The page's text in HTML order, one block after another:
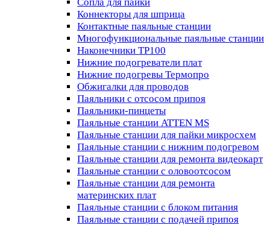
Коннекторы для шприца
Контактные паяльные станции
Многофункциональные паяльные станции
Наконечники TP100
Нижние подогреватели плат
Нижние подогревы Термопро
Обжигалки для проводов
Паяльники с отсосом припоя
Паяльники-пинцеты
Паяльные станции ATTEN MS
Паяльные станции для пайки микросхем
Паяльные станции с нижним подогревом
Паяльные станции для ремонта видеокарт
Паяльные станции с оловоотсосом
Паяльные станции для ремонта
материнских плат
Паяльные станции с блоком питания
Паяльные станции с подачей припоя